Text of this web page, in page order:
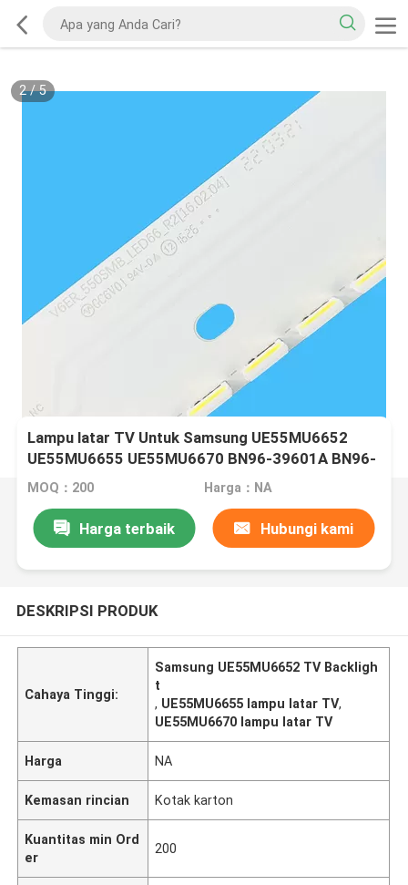
2/5
Lampu latar TV Untuk Samsung UE55MU6652
UE55MU6655 UE55MU6670 BN96-39601A BN96-
39602A V6ER-550SMA-LED66-R2
MOQ：200 Harga：NA
Harga terbaik Hubungi kami
DESKRIPSI PRODUK
Cahaya Tinggi:
Samsung UE55MU6652 TV Backligh
t
, UE55MU6655 lampu latar TV,
UE55MU6670 lampu latar TV
Harga NA
Kemasan rincian Kotak karton
Kuantitas min Ord
er
200